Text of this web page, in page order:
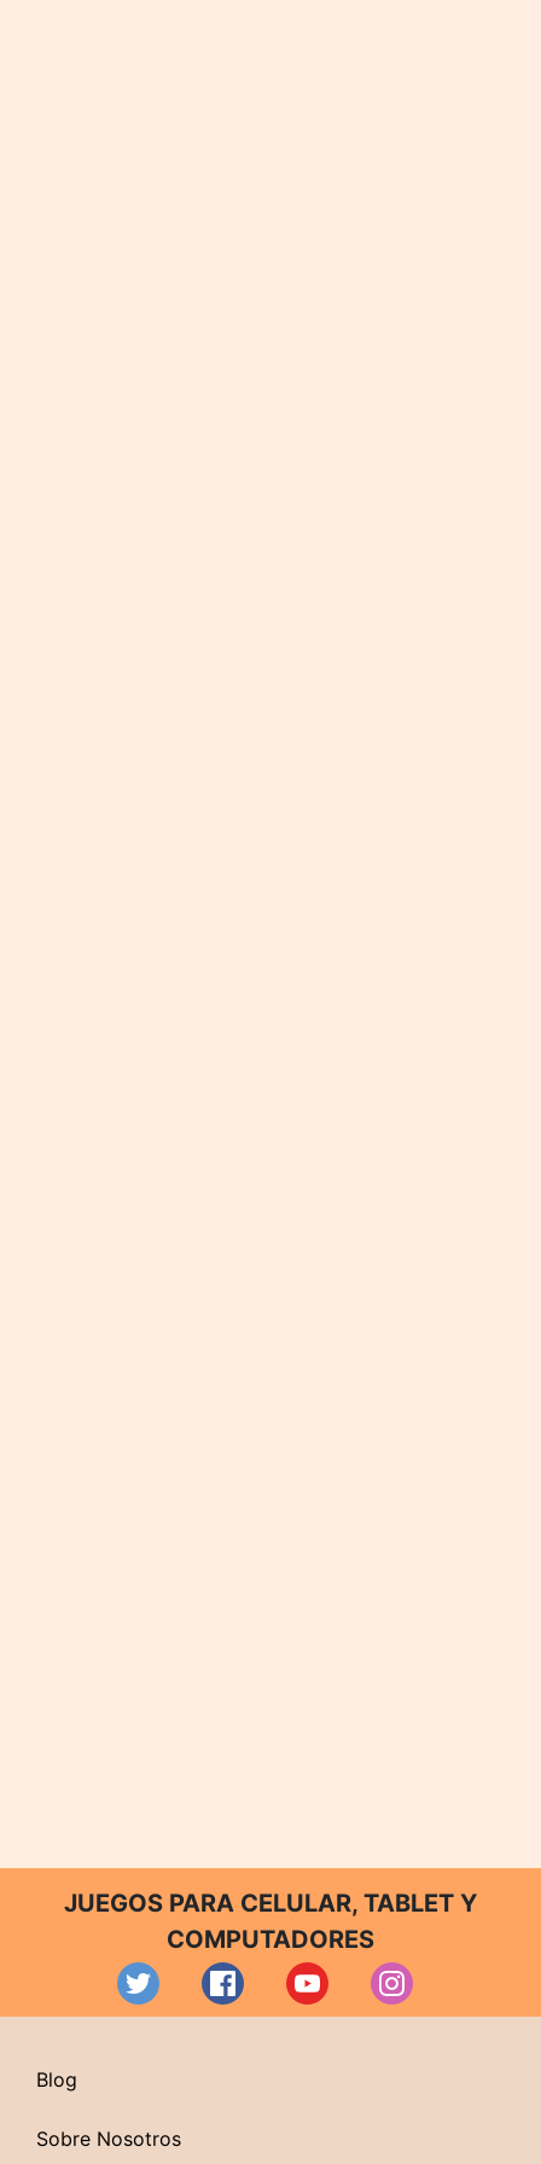
JUEGOS PARA CELULAR, TABLET Y
COMPUTADORES
Blog
Sobre Nosotros